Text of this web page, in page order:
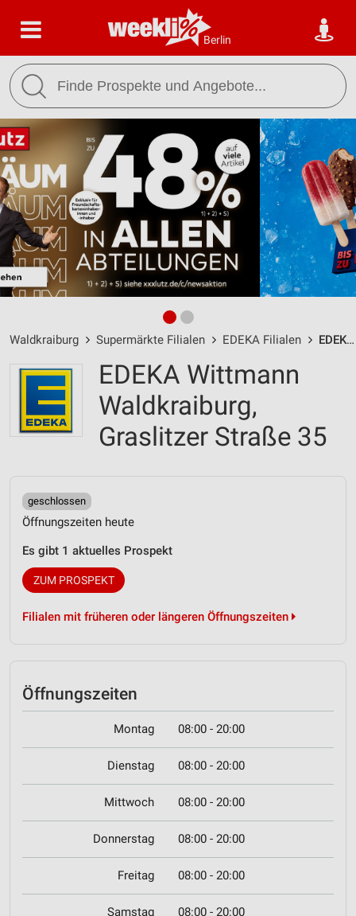
Berlin
Waldkraiburg Supermärkte Filialen EDEKA Filialen EDEKA Wittmann Waldkraiburg / Graslitzer Straße 35 - Öffnungszeiten & Adresse
EDEKA Wittmann
Waldkraiburg,
Graslitzer Straße 35
geschlossen
Öffnungszeiten heute
Es gibt 1 aktuelles Prospekt
ZUM PROSPEKT
Filialen mit früheren oder längeren Öffnungszeiten
Öffnungszeiten
Montag 08:00 - 20:00
Dienstag 08:00 - 20:00
Mittwoch 08:00 - 20:00
Donnerstag 08:00 - 20:00
Freitag 08:00 - 20:00
Samstag 08:00 - 20:00